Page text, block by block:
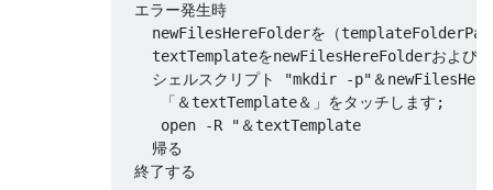
  エラー発生時
newFilesHereFolderを（templateFolderPath
textTemplateをnewFilesHereFolderおよび
シェルスクリプト "mkdir -p"＆
     「＆textTemplate＆」をタッチします;
     open -R "＆textTemplate
    帰る
  終了する